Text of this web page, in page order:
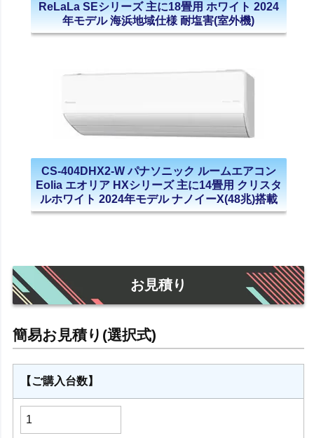
ReLaLa SEシリーズ 主に18畳用 ホワイト 2024
年モデル 海浜地域仕様 耐塩害(室外機)
CS-404DHX2-W パナソニック ルームエアコン
Eolia エオリア HXシリーズ 主に14畳用 クリスタ
ルホワイト 2024年モデル ナノイーX(48兆)搭載
お見積り
【ご購入台数】